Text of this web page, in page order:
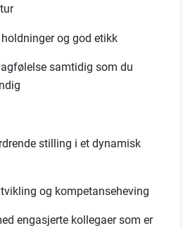
og god etikk
samtidig som du
stilling i et dynamisk
og kompetanseheving
engasjerte kollegaer som er